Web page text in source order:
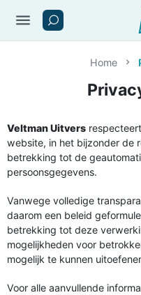
menu
Home
Veltman Uitvers
website, in het bijzonder de
betrekking tot de
persoonsgegevens.
Vanwege volledige
daarom een beleid
betrekking tot deze
mogelijkheden voor
mogelijk te kunnen
Voor alle aanvullende